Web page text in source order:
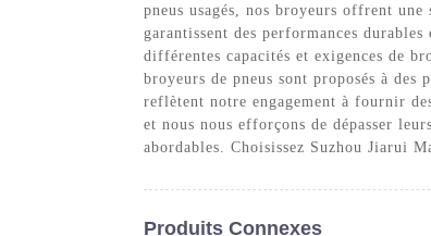
pneus usagés, nos broyeurs offrent
garantissent des performances
différentes capacités et exigences de
broyeurs de pneus sont proposés à
reflètent notre engagement à fournir
et nous nous efforçons de dépasser
abordables. Choisissez Suzhou Jiarui
Produits Connexes